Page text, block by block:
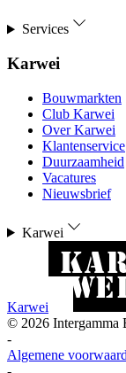
Services
Karwei
Bouwmarkten
Club Karwei
Over Karwei
Klantenservice
Duurzaamheid
Vacatures
Nieuwsbrief
Karwei
Karwei
© 2026 Intergamma
-
Algemene